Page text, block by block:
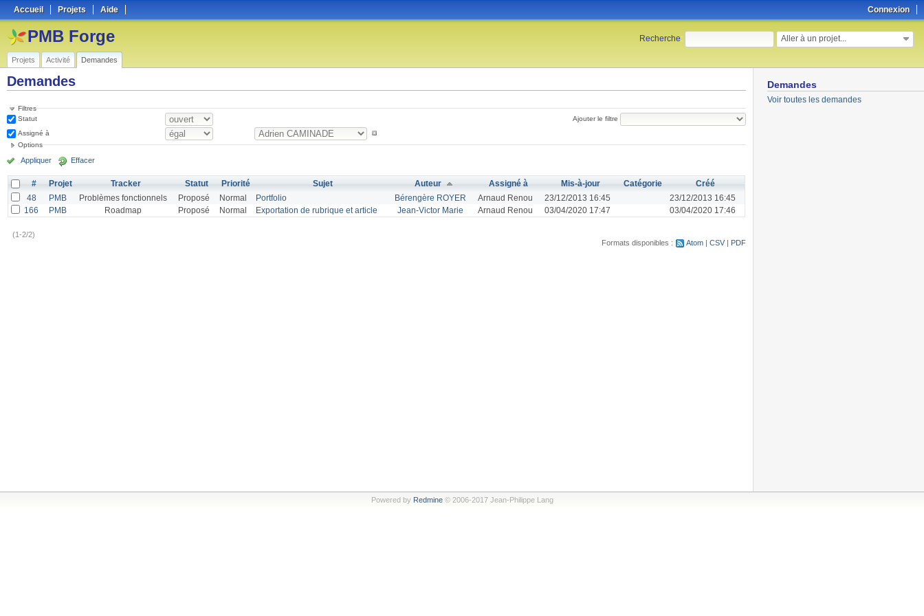
Connexion
Accueil Projets Aide
Recherche: Aller à un projet...
PMB Forge
Projets Activité Demandes
Demandes
Voir toutes les demandes
Demandes
Filtres
Statut
Assigné à
Ajouter le filtre
Options
Appliquer Effacer
# Projet Tracker Statut Priorité Sujet Auteur Assigné à Mis-à-jour Catégorie
Créé
48
PMB Problèmes fonctionnels Proposé Normal Portfolio Bérengère ROYER Arnaud Renou 23/12/2013 16:45
23/12/2013 16:45
166
PMB Roadmap Proposé Normal Exportation de rubrique et article Jean-Victor Marie Arnaud Renou 03/04/2020 17:47 03/04/2020 17:46
(1-2/2)
Formats disponibles :
Atom CSV PDF
Powered by Redmine© 2006-2017 Jean-Philippe Lang